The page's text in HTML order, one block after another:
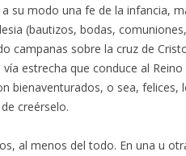
su modo una fe de la infancia,
(bautizos, bodas,
campanas sobre la cruz de
estrecha que conduce al
bienaventurados, o sea, felices,
creérselo.
al menos del todo. En una u